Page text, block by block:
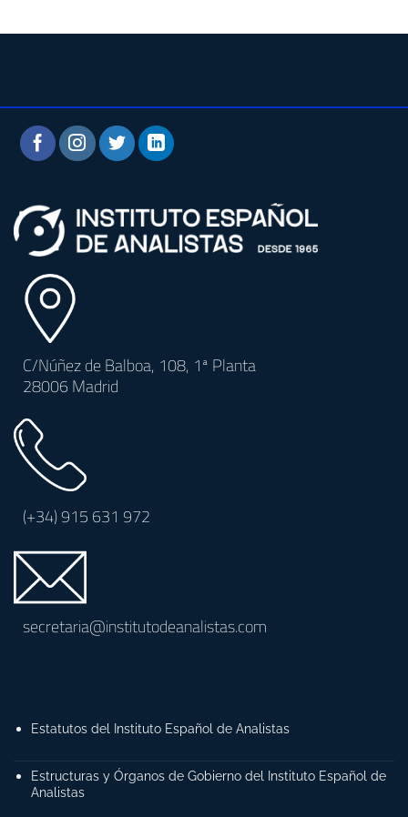
C/Núñez de Balboa, 108, 1ª Planta
28006 Madrid
(+34)915 631 972
secretaria@institutodeanalistas.com
Estatutos del Instituto Español de Analistas
Estructuras y Órganos de Gobierno del Instituto Español de
Analistas